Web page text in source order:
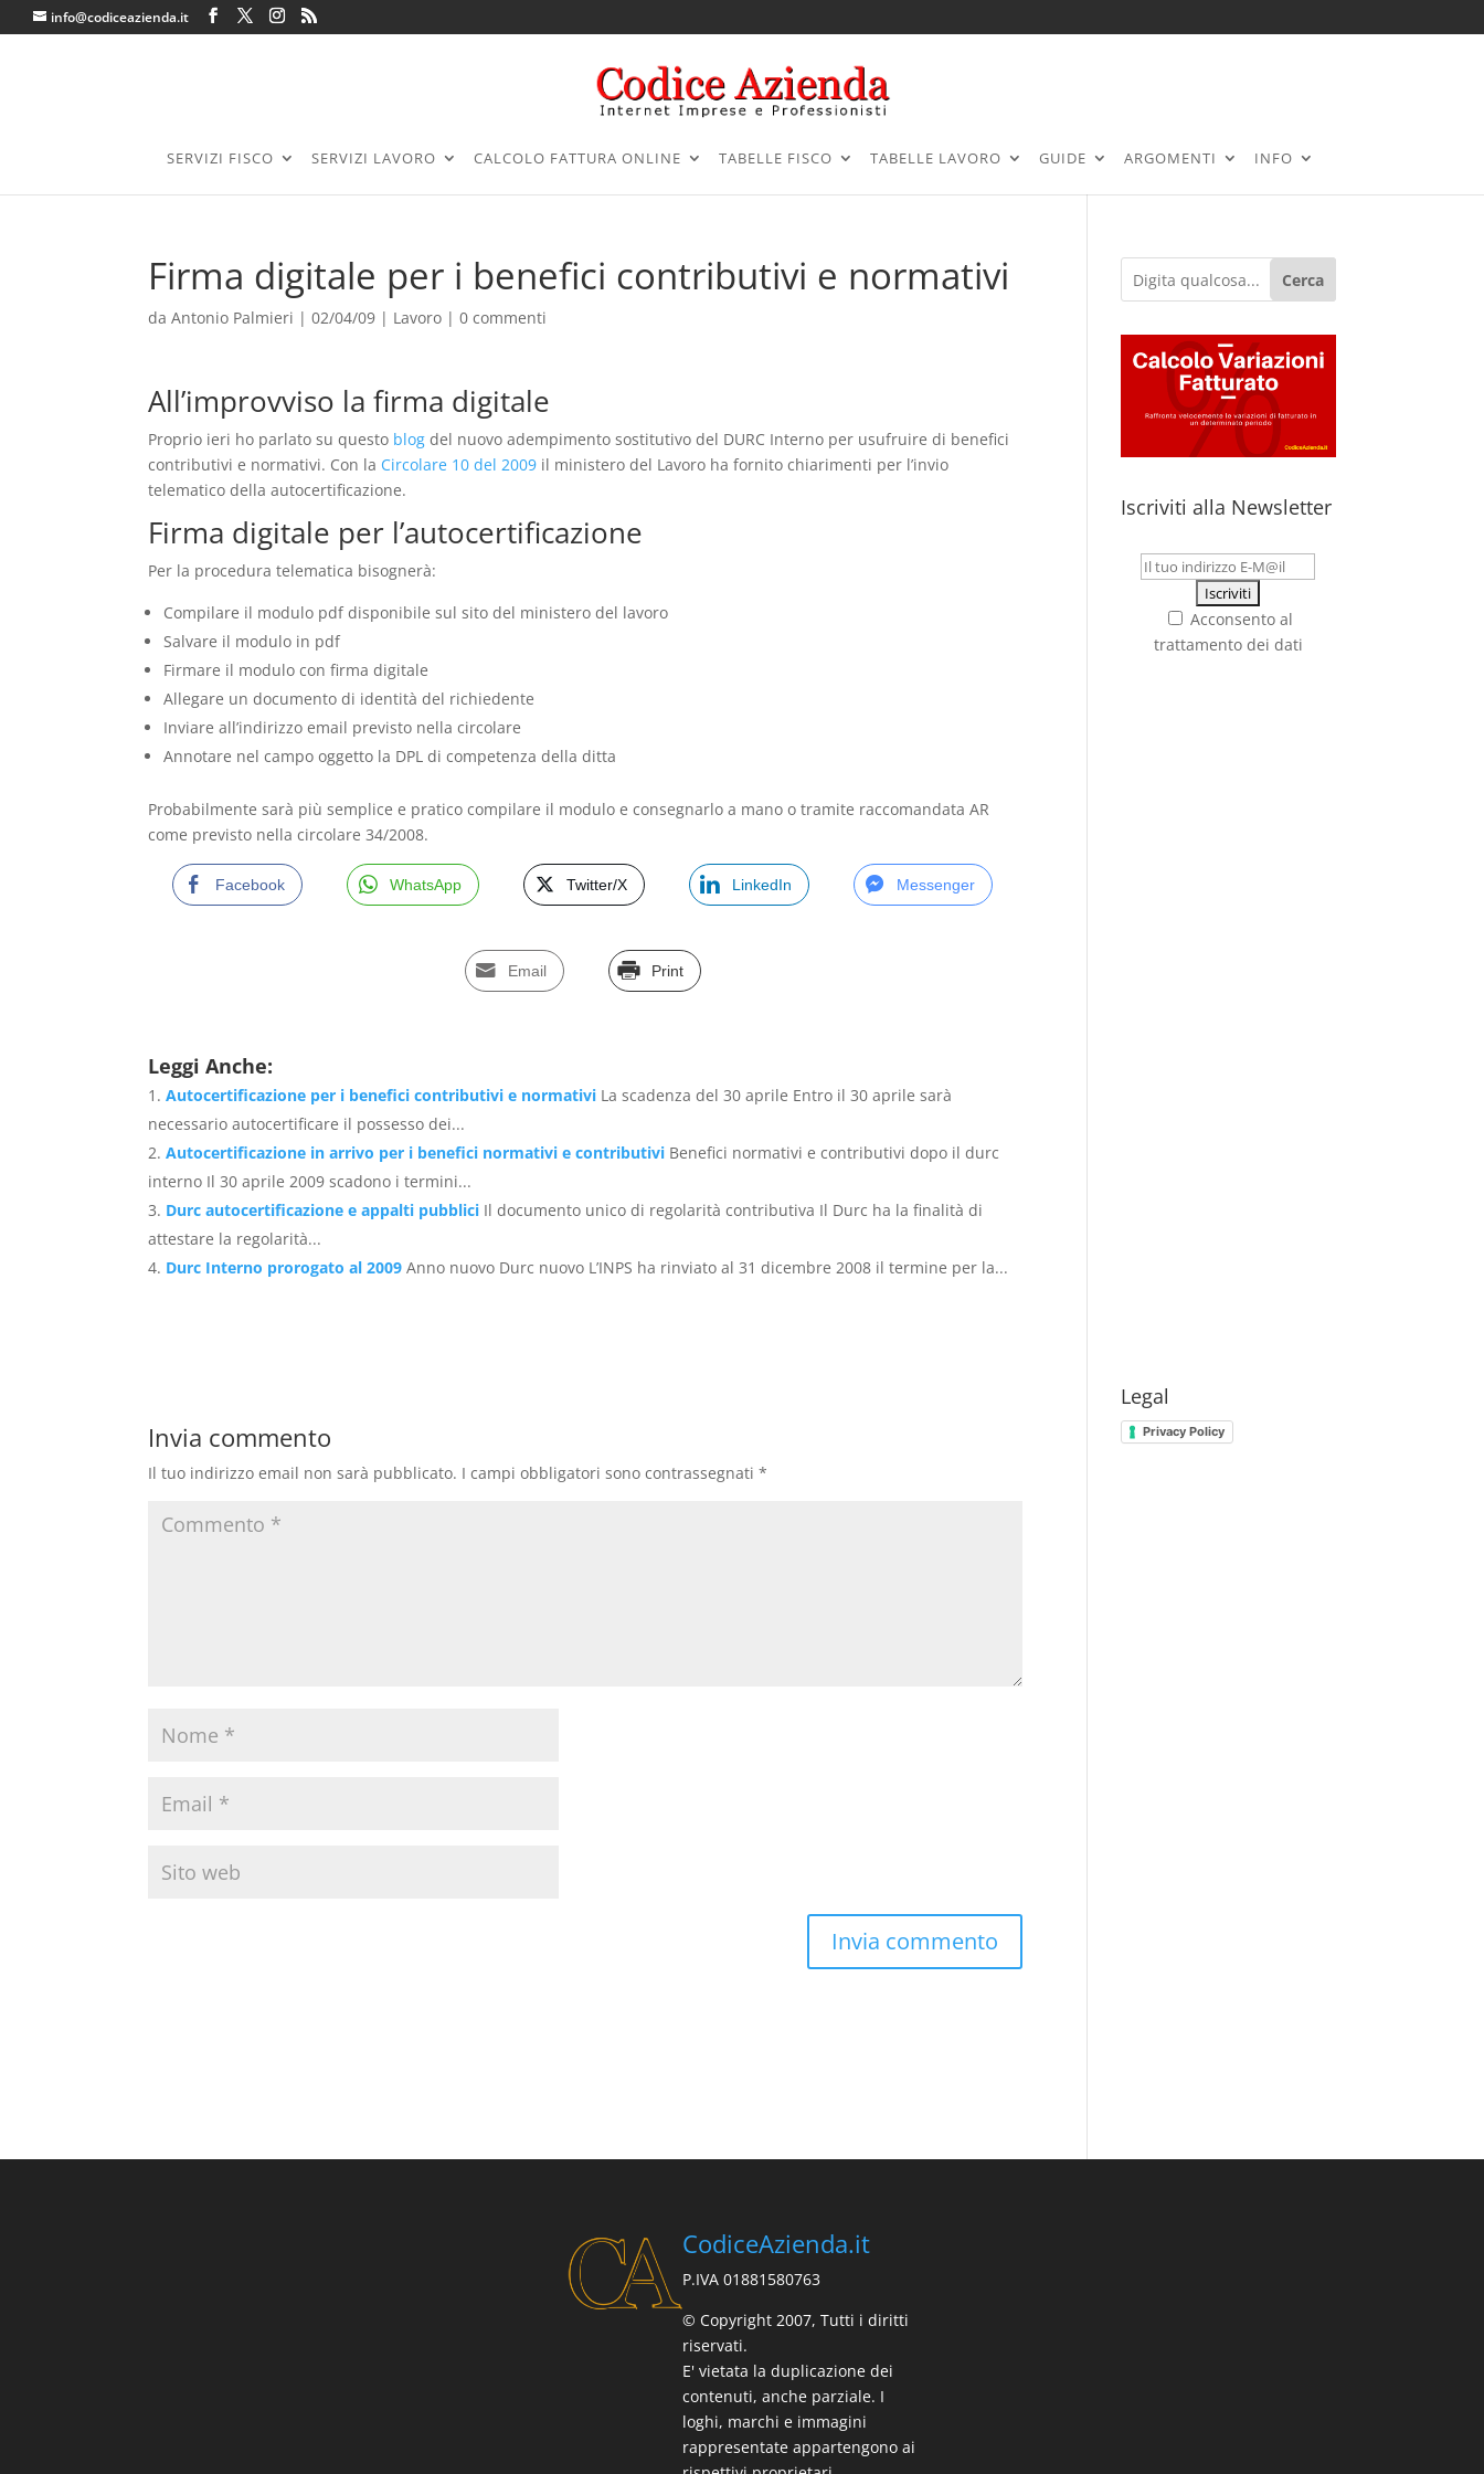
info@codiceazienda.it
SERVIZI FISCO SERVIZI LAVORO CALCOLO FATTURA ONLINE TABELLE FISCO TABELLE LAVORO GUIDE ARGOMENTI INFO
Firma digitale per i benefici contributivi e normativi
daAntonio Palmieri |02/04/09 | Lavoro |0 commenti
All’improvviso la firma digitale
Proprio ieri ho parlato su questo blog del nuovo adempimento sostitutivo del DURC Interno per usufruire di benefici
contributivi e normativi. Con la Circolare 10 del 2009 il ministero del Lavoro ha fornito chiarimenti per l’invio
telematico della autocertificazione.
Firma digitale per l’autocertificazione
Per la procedura telematica bisognerà:
Compilare il modulo pdf disponibile sul sito del ministero del lavoro
Salvare il modulo in pdf
Firmare il modulo con firma digitale
Allegare un documento di identità del richiedente
Inviare all’indirizzo email previsto nella circolare
Annotare nel campo oggetto la DPL di competenza della ditta
Probabilmente sarà più semplice e pratico compilare il modulo e consegnarlo a mano o tramite raccomandata AR
come previsto nella circolare 34/2008.
Facebook WhatsApp Twitter/X LinkedIn Messenger
Email Print
Leggi Anche:
Autocertificazione per i benefici contributivi e normativi La scadenza del 30 aprile Entro il 30 aprile sarà
necessario autocertificare il possesso dei...
Autocertificazione in arrivo per i benefici normativi e contributivi Benefici normativi e contributivi dopo il durc
interno Il 30 aprile 2009 scadono i termini...
Durc autocertificazione e appalti pubblici Il documento unico di regolarità contributiva Il Durc ha la finalità di
attestare la regolarità...
Durc Interno prorogato al 2009 Anno nuovo Durc nuovo L’INPS ha rinviato al 31 dicembre 2008 il termine per la...
Invia commento
Il tuo indirizzo email non sarà pubblicato. I campi obbligatori sono contrassegnati*
Cerca
Iscriviti alla Newsletter
Acconsento al
trattamento dei dati
Legal
Privacy Policy
CodiceAzienda.it
P.IVA 01881580763
© Copyright 2007, Tutti i diritti
riservati.
E' vietata la duplicazione dei
contenuti, anche parziale. I
loghi, marchi e immagini
rappresentate appartengono ai